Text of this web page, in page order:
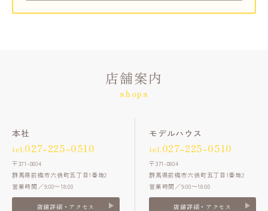
店舗案内
shops
本社
tel.027-225-0510
〒371-0804
群馬県前橋市六供町五丁目1番地2
営業時間／9:00〜18:00
店舗詳細・アクセス
モデルハウス
tel.027-225-0510
〒371-0804
群馬県前橋市六供町五丁目1番地2
営業時間／9:00〜18:00
店舗詳細・アクセス